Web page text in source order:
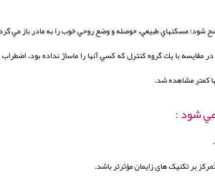
شود؛ مسكنهاي طبيعي، حوصله و وضع روحي خوب را به مادر باز مي
مقايسه با يك گروه كنترل كه كسي آنها را ماساژ نداده بود،
كمتر مشاهده شد.
شود :
بر تکنیک های زايمان مؤثرتر باشد.